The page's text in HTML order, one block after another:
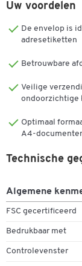
Uw voordelen
De envelop is
adresetiketten
Betrouwbare
Veilige
ondoorzichtige
Optimaal
A4-
Technische
Algemene
FSC gecertificeerd
Bedrukbaar met
Controlevenster